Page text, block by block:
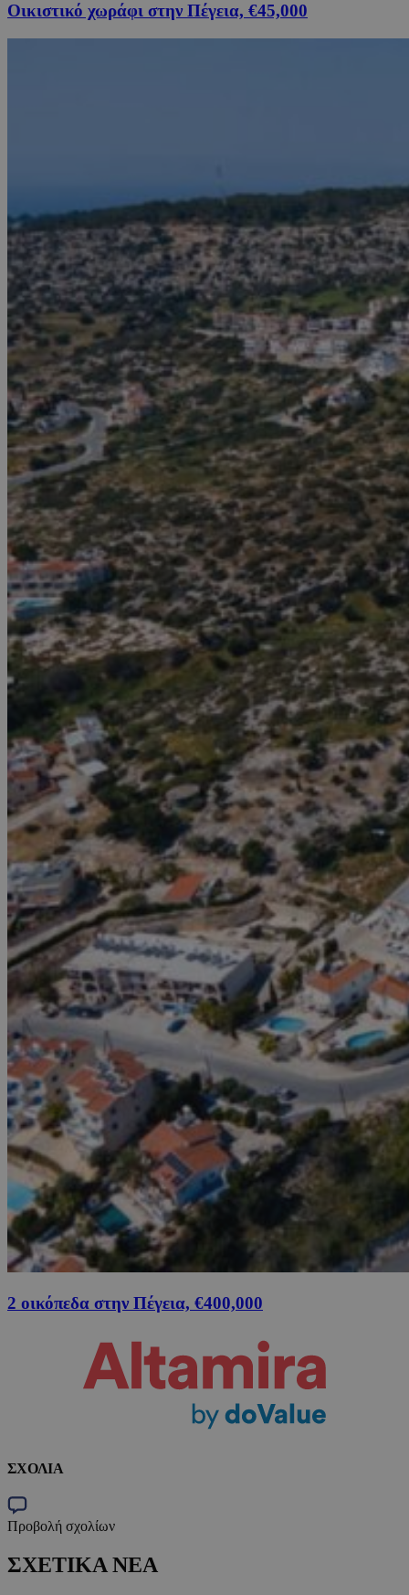
Οικιστικό χωράφι στην Πέγεια, €45,000
2 οικόπεδα στην Πέγεια, €400,000
ΣΧΟΛΙΑ
Προβολή σχολίων
ΣΧΕΤΙΚΑ ΝΕΑ